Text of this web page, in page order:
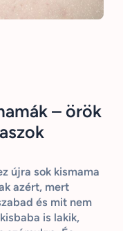
– örök
újra sok kismama
azért, mert
és mit nem
is lakik,